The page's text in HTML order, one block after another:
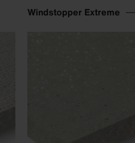
Windstopper Extreme